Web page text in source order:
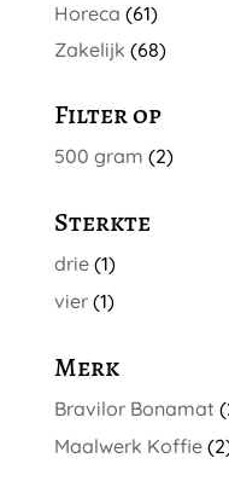
Horeca (61)
Zakelijk (68)
Filter op
500 gram (2)
Sterkte
drie (1)
vier (1)
Merk
Bravilor Bonamat
Maalwerk Koffie